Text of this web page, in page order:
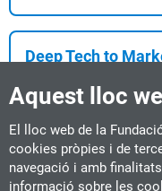
Aquest lloc
El lloc web de la
cookies pròpies i de
navegació i amb
informació sobre les
Deep Tech to
#Executive
#Data
...ns amb capacitat de
escalables: estructurar